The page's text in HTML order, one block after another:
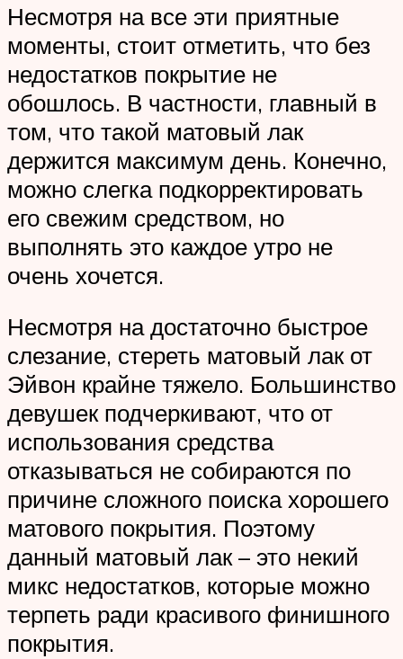
Несмотря на все эти приятные
моменты, стоит отметить, что без
недостатков покрытие не
обошлось. В частности, главный в
том, что такой матовый лак
держится максимум день. Конечно,
можно слегка подкорректировать
его свежим средством, но
выполнять это каждое утро не
очень хочется.
Несмотря на достаточно быстрое
слезание, стереть матовый лак от
Эйвон крайне тяжело. Большинство
девушек подчеркивают, что от
использования средства
отказываться не собираются по
причине сложного поиска хорошего
матового покрытия. Поэтому
данный матовый лак – это некий
микс недостатков, которые можно
терпеть ради красивого финишного
покрытия.